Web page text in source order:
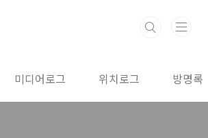
미디어로그 위치로그 방명록